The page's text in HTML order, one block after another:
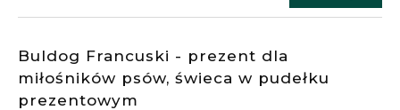
Buldog Francuski - prezent dla
miłośników psów, świeca w pudełku
prezentowym